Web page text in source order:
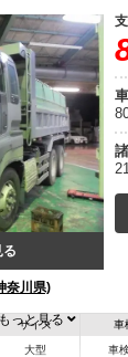
る
奈川県)
サイズ
大型
車
車
もっと見る